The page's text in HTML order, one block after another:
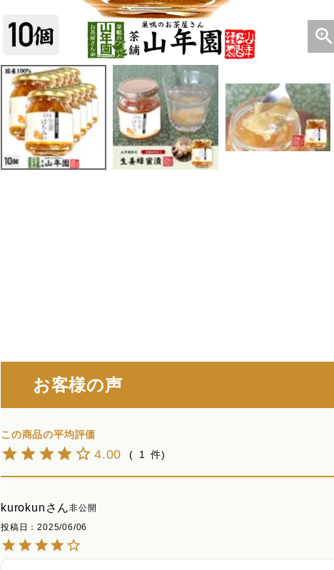
お客様の声
4.00 1
kurokun
非公開
投稿日
2025/06/06